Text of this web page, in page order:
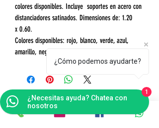
colores disponibles. Incluye soportes en acero con
distanciadores satinados. Dimensiones de: 1.20
x 0.60.
Colores disponibles: rojo, blanco, verde, azul,
amarillo, negro.
Contáctanos
¿Cómo podemos ayudarte?
¿Necesitas ayuda? Chatea con
nosotros
1